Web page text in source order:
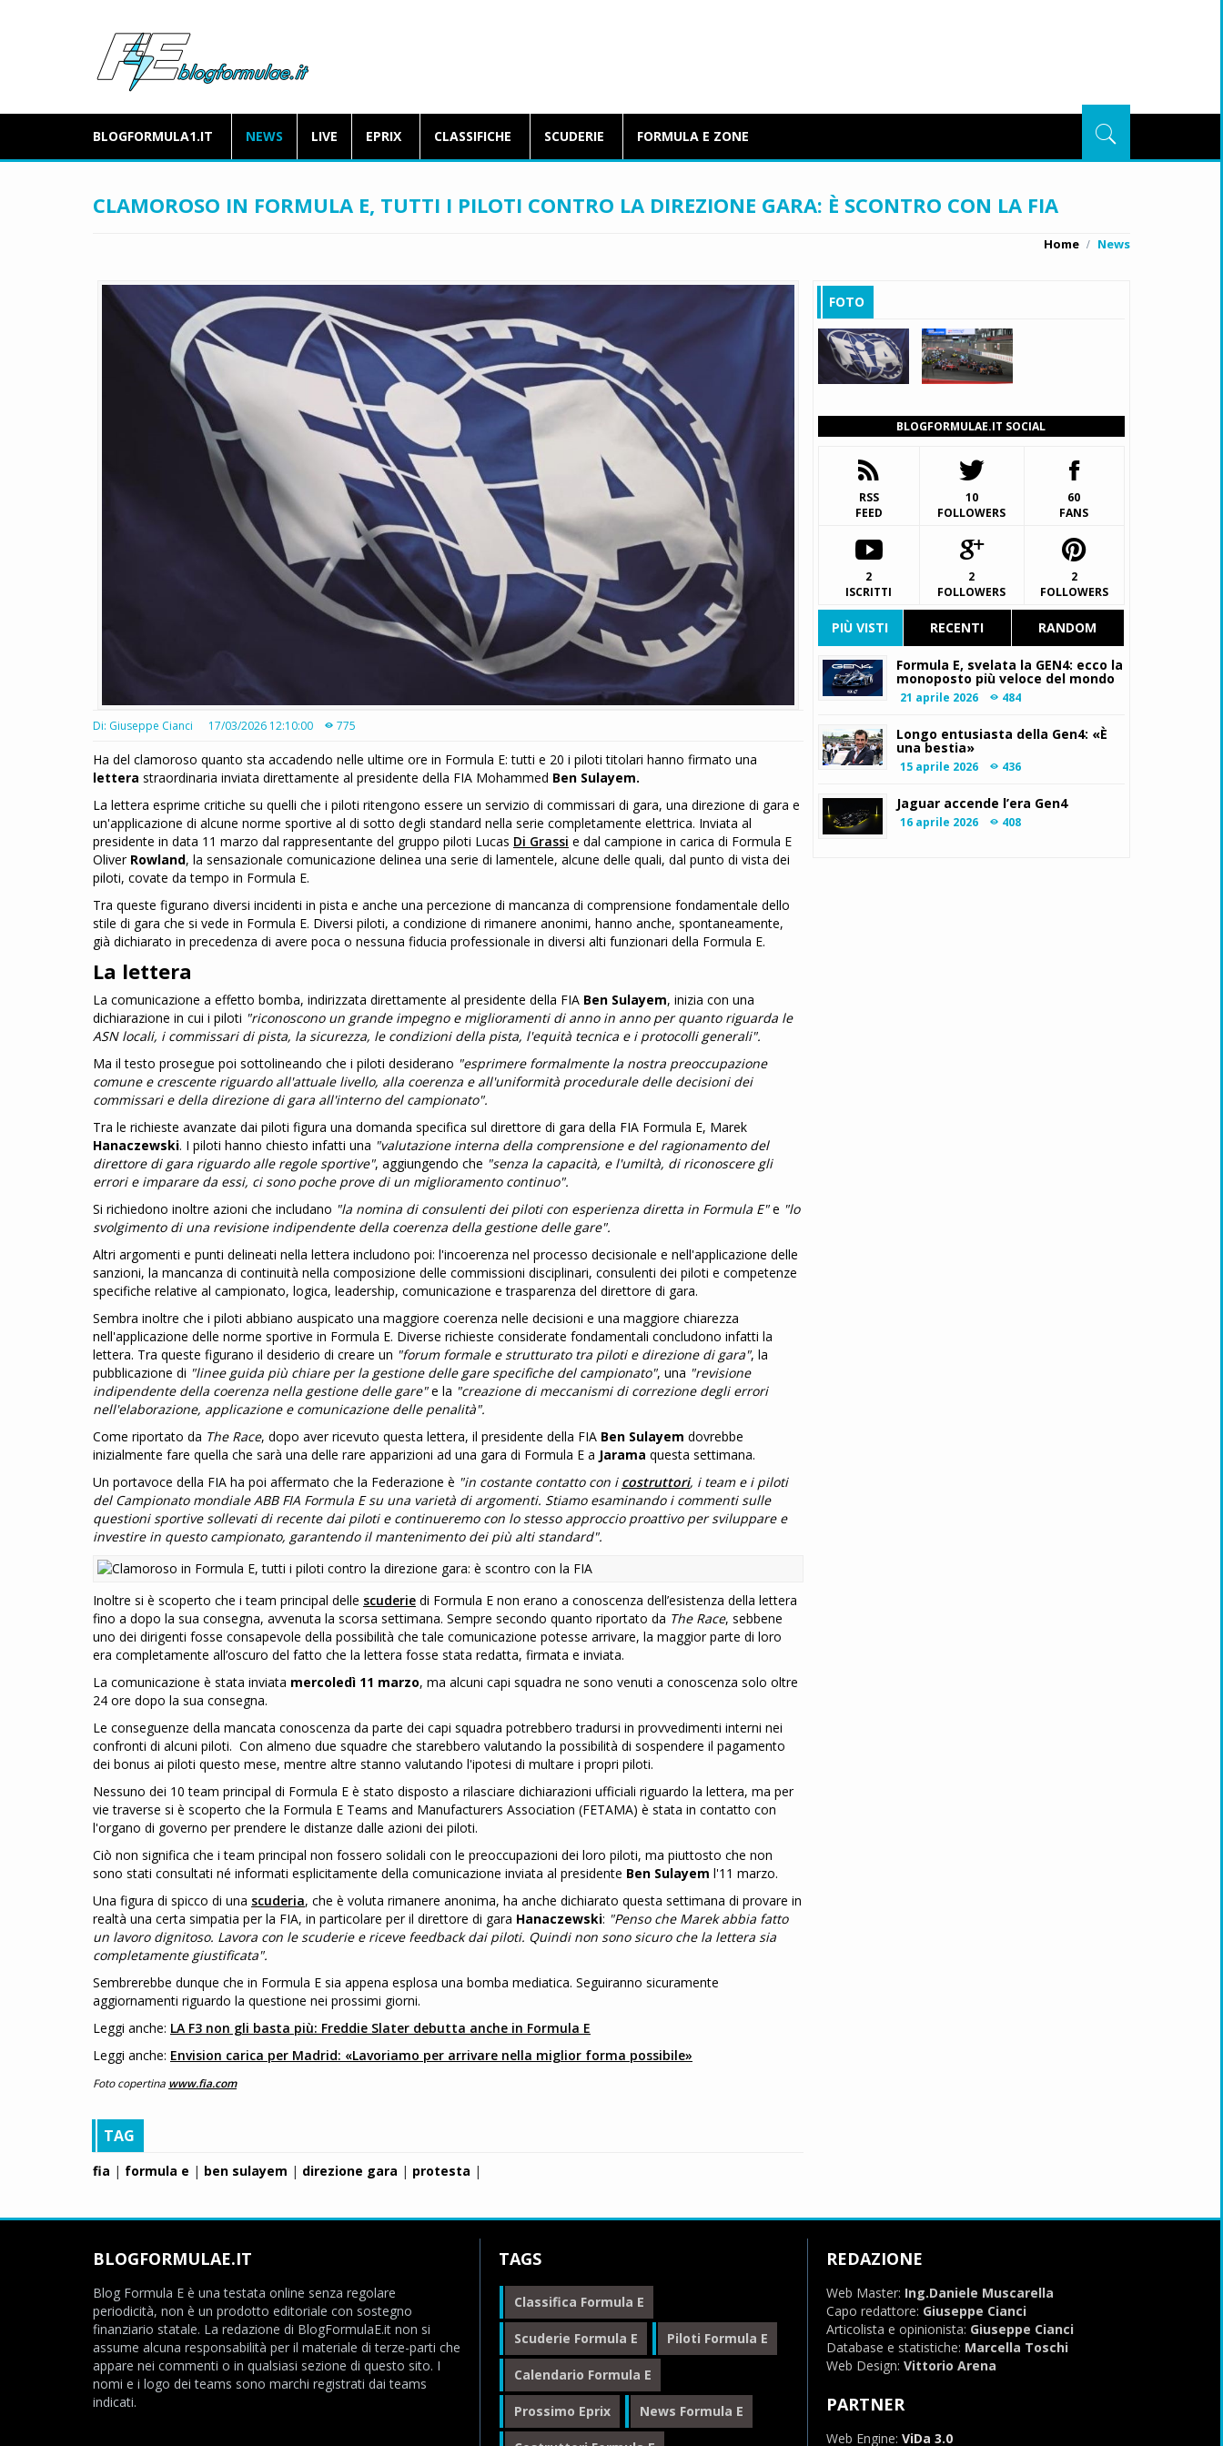
BLOGFORMULA1.IT NEWS LIVE EPRIX CLASSIFICHE SCUDERIE FORMULA E ZONE
CLAMOROSO IN FORMULA E, TUTTI I PILOTI CONTRO LA DIREZIONE GARA: È SCONTRO CON LA FIA
Home News
Di: Giuseppe Cianci 17/03/2026 12:10:00 775
Ha del clamoroso quanto sta accadendo nelle ultime ore in Formula E: tutti e 20 i piloti titolari hanno firmato una
lettera straordinaria inviata direttamente al presidente della FIA Mohammed Ben Sulayem.
La lettera esprime critiche su quelli che i piloti ritengono essere un servizio di commissari di gara, una direzione di gara e
un'applicazione di alcune norme sportive al di sotto degli standard nella serie completamente elettrica. Inviata al
presidente in data 11 marzo dal rappresentante del gruppo piloti Lucas Di Grassi e dal campione in carica di Formula E
Oliver Rowland, la sensazionale comunicazione delinea una serie di lamentele, alcune delle quali, dal punto di vista dei
piloti, covate da tempo in Formula E.
Tra queste figurano diversi incidenti in pista e anche una percezione di mancanza di comprensione fondamentale dello
stile di gara che si vede in Formula E. Diversi piloti, a condizione di rimanere anonimi, hanno anche, spontaneamente,
già dichiarato in precedenza di avere poca o nessuna fiducia professionale in diversi alti funzionari della Formula E.
La lettera
La comunicazione a effetto bomba, indirizzata direttamente al presidente della FIA Ben Sulayem, inizia con una
dichiarazione in cui i piloti "riconoscono un grande impegno e miglioramenti di anno in anno per quanto riguarda le
ASN locali, i commissari di pista, la sicurezza, le condizioni della pista, l'equità tecnica e i protocolli generali".
Ma il testo prosegue poi sottolineando che i piloti desiderano "esprimere formalmente la nostra preoccupazione
comune e crescente riguardo all'attuale livello, alla coerenza e all'uniformità procedurale delle decisioni dei
commissari e della direzione di gara all'interno del campionato".
Tra le richieste avanzate dai piloti figura una domanda specifica sul direttore di gara della FIA Formula E, Marek
Hanaczewski. I piloti hanno chiesto infatti una "valutazione interna della comprensione e del ragionamento del
direttore di gara riguardo alle regole sportive", aggiungendo che "senza la capacità, e l'umiltà, di riconoscere gli
errori e imparare da essi, ci sono poche prove di un miglioramento continuo".
Si richiedono inoltre azioni che includano "la nomina di consulenti dei piloti con esperienza diretta in Formula E"e "lo
svolgimento di una revisione indipendente della coerenza della gestione delle gare".
Altri argomenti e punti delineati nella lettera includono poi: l'incoerenza nel processo decisionale e nell'applicazione delle
sanzioni, la mancanza di continuità nella composizione delle commissioni disciplinari, consulenti dei piloti e competenze
specifiche relative al campionato, logica, leadership, comunicazione e trasparenza del direttore di gara.
Sembra inoltre che i piloti abbiano auspicato una maggiore coerenza nelle decisioni e una maggiore chiarezza
nell'applicazione delle norme sportive in Formula E. Diverse richieste considerate fondamentali concludono infatti la
lettera. Tra queste figurano il desiderio di creare un "forum formale e strutturato tra piloti e direzione di gara", la
pubblicazione di "linee guida più chiare per la gestione delle gare specifiche del campionato", una "revisione
indipendente della coerenza nella gestione delle gare"e la "creazione di meccanismi di correzione degli errori
nell'elaborazione, applicazione e comunicazione delle penalità".
Come riportato da The Race, dopo aver ricevuto questa lettera, il presidente della FIA Ben Sulayem dovrebbe
inizialmente fare quella che sarà una delle rare apparizioni ad una gara di Formula E a Jarama questa settimana.
Un portavoce della FIA ha poi affermato che la Federazione è "in costante contatto con i costruttori, i team e i piloti
del Campionato mondiale ABB FIA Formula E su una varietà di argomenti. Stiamo esaminando i commenti sulle
questioni sportive sollevati di recente dai piloti e continueremo con lo stesso approccio proattivo per sviluppare e
investire in questo campionato, garantendo il mantenimento dei più alti standard".
Inoltre si è scoperto che i team principal delle scuderie di Formula E non erano a conoscenza dell’esistenza della lettera
fino a dopo la sua consegna, avvenuta la scorsa settimana. Sempre secondo quanto riportato da The Race, sebbene
uno dei dirigenti fosse consapevole della possibilità che tale comunicazione potesse arrivare, la maggior parte di loro
era completamente all’oscuro del fatto che la lettera fosse stata redatta, firmata e inviata.
La comunicazione è stata inviata mercoledì 11 marzo, ma alcuni capi squadra ne sono venuti a conoscenza solo oltre
24 ore dopo la sua consegna.
Le conseguenze della mancata conoscenza da parte dei capi squadra potrebbero tradursi in provvedimenti interni nei
confronti di alcuni piloti. Con almeno due squadre che starebbero valutando la possibilità di sospendere il pagamento
dei bonus ai piloti questo mese, mentre altre stanno valutando l'ipotesi di multare i propri piloti.
Nessuno dei 10 team principal di Formula E è stato disposto a rilasciare dichiarazioni ufficiali riguardo la lettera, ma per
vie traverse si è scoperto che la Formula E Teams and Manufacturers Association (FETAMA) è stata in contatto con
l'organo di governo per prendere le distanze dalle azioni dei piloti.
Ciò non significa che i team principal non fossero solidali con le preoccupazioni dei loro piloti, ma piuttosto che non
sono stati consultati né informati esplicitamente della comunicazione inviata al presidente Ben Sulayem l'11 marzo.
Una figura di spicco di una scuderia, che è voluta rimanere anonima, ha anche dichiarato questa settimana di provare in
realtà una certa simpatia per la FIA, in particolare per il direttore di gara Hanaczewski: "Penso che Marek abbia fatto
un lavoro dignitoso. Lavora con le scuderie e riceve feedback dai piloti. Quindi non sono sicuro che la lettera sia
completamente giustificata".
Sembrerebbe dunque che in Formula E sia appena esplosa una bomba mediatica. Seguiranno sicuramente
aggiornamenti riguardo la questione nei prossimi giorni.
Leggi anche: LA F3 non gli basta più: Freddie Slater debutta anche in Formula E
Leggi anche: Envision carica per Madrid: «Lavoriamo per arrivare nella miglior forma possibile»
Foto copertina www.fia.com
TAG
fia | formula e | ben sulayem | direzione gara | protesta |
FOTO
BLOGFORMULAE.IT SOCIAL
RSS
FEED
10
FOLLOWERS
60
FANS
2
ISCRITTI
2
FOLLOWERS
2
FOLLOWERS
PIÙ VISTI RECENTI RANDOM
Formula E, svelata la GEN4: ecco la
monoposto più veloce del mondo
21 aprile 2026 484
Longo entusiasta della Gen4: «È
una bestia»
15 aprile 2026 436
Jaguar accende l’era Gen4
16 aprile 2026 408
BLOGFORMULAE.IT
Blog Formula E è una testata online senza regolare
periodicità, non è un prodotto editoriale con sostegno
finanziario statale. La redazione di BlogFormulaE.it non si
assume alcuna responsabilità per il materiale di terze-parti che
appare nei commenti o in qualsiasi sezione di questo sito. I
nomi e i logo dei teams sono marchi registrati dai teams
indicati.
TAGS
Classifica Formula E
Scuderie Formula E Piloti Formula E
Calendario Formula E
Prossimo Eprix News Formula E
REDAZIONE
Web Master: Ing.Daniele Muscarella
Capo redattore: Giuseppe Cianci
Articolista e opinionista: Giuseppe Cianci
Database e statistiche: Marcella Toschi
Web Design: Vittorio Arena
PARTNER
Web Engine: ViDa 3.0